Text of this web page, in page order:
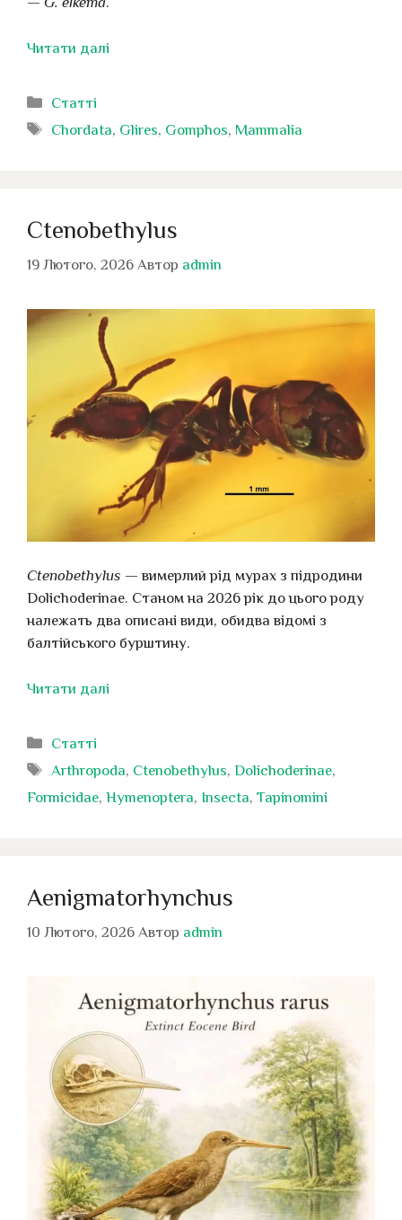
Читати далі
Категорії
Статті
Позначки
Chordata, Glires, Gomphos, Mammalia
Ctenobethylus
19 Лютого, 2026 Автор admin
Ctenobethylus — вимерлий рід мурах з підродини
Dolichoderinae. Станом на 2026 рік до цього роду
належать два описані види, обидва відомі з
балтійського бурштину.
Читати далі
Категорії
Статті
Позначки
Arthropoda, Ctenobethylus,Dolichoderinae,
Formicidae, Hymenoptera, Insecta, Tapinomini
Aenigmatorhynchus
10 Лютого, 2026 Автор admin